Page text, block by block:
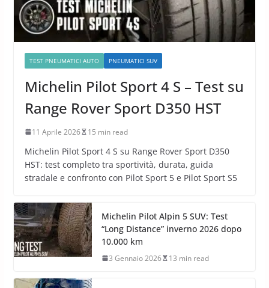
TEST PNEUMATICI AUTO PNEUMATICI SUV
Michelin Pilot Sport 4 S – Test su
Range Rover Sport D350 HST
11 Aprile 2026 15 min read
Michelin Pilot Sport 4 S su Range Rover Sport D350
HST: test completo tra sportività, durata, guida
stradale e confronto con Pilot Sport 5 e Pilot Sport S5
Michelin Pilot Alpin 5 SUV: Test
“Long Distance” inverno 2026 dopo
10.000 km
3 Gennaio 2026 13 min read